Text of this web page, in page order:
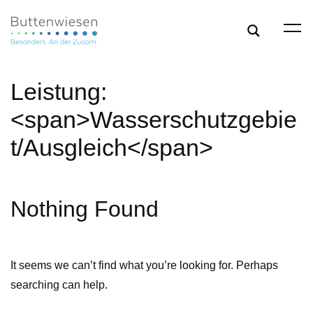
Leistung:
<span>Wasserschutzgebie
t/Ausgleich</span>
Nothing Found
It seems we can’t find what you’re looking for. Perhaps
searching can help.